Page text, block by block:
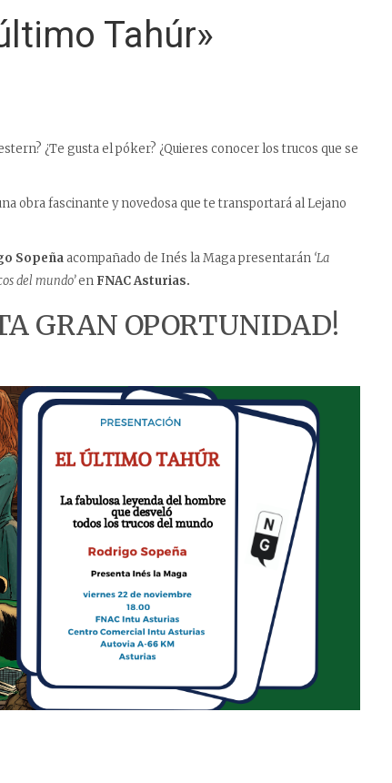
Tahúr»
¿Te gusta el póker? ¿Quieres conocer los trucos que se
una obra fascinante y novedosa que te transportará al Lejano
Sopeñaacompañado de Inés la Maga presentarán ‘La
del mundo’en FNAC Asturias.
GRAN OPORTUNIDAD!